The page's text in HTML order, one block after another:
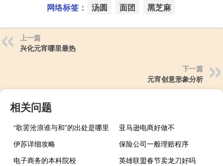
网络标签： 汤圆 面团 黑芝麻
上一篇
兴化元宵哪里最热
下一篇
元宵创意形象分析
相关问题
“歌罢沧浪谁与和”的出处是哪里
亚马逊电商好做不
伊苏详细攻略
保险公司一般理赔程序
电子商务的本科院校
英雄联盟春节卖龙刀好吗